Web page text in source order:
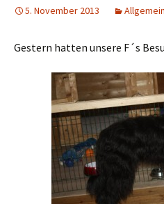
5. November 2013 Allgemein
Gestern hatten unsere F´s